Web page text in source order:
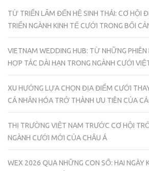
TỪ TRIỂN LÃM ĐẾN HỆ SINH THÁI: CƠ HỘI
TRIỂN NGÀNH KINH TẾ CƯỚI TRONG BỐI
VIETNAM WEDDING HUB: TỪ NHỮNG
HỢP TÁC DÀI HẠN TRONG NGÀNH CƯỚI
XU HƯỚNG LỰA CHỌN ĐỊA ĐIỂM CƯỚI
CÁ NHÂN HÓA TRỞ THÀNH ƯU TIÊN CỦA
THỊ TRƯỜNG VIỆT NAM TRƯỚC CƠ HỘI
NGÀNH CƯỚI MỚI CỦA CHÂU Á
WEX 2026 QUA NHỮNG CON SỐ: HAI NGÀY